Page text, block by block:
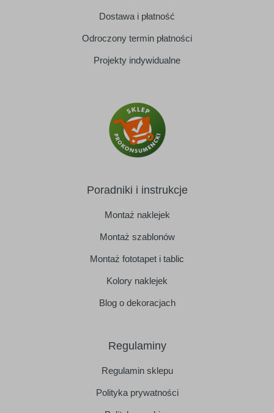
Dostawa i płatność
Odroczony termin płatności
Projekty indywidualne
Poradniki i instrukcje
Montaż naklejek
Montaż szablonów
Montaż fototapet i tablic
Kolory naklejek
Blog o dekoracjach
Regulaminy
Regulamin sklepu
Polityka prywatności